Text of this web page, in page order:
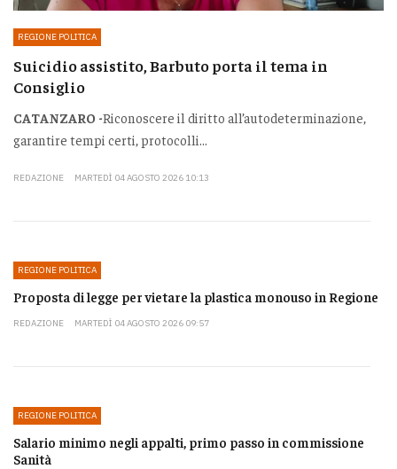
REGIONE POLITICA
Suicidio assistito, Barbuto porta il tema in
Consiglio
CATANZARO -Riconoscere il diritto all’autodeterminazione,
garantire tempi certi, protocolli...
REDAZIONE MARTEDÌ 04 AGOSTO 2026 10:13
REGIONE POLITICA
Proposta di legge per vietare la plastica monouso in Regione
REDAZIONE MARTEDÌ 04 AGOSTO 2026 09:57
REGIONE POLITICA
Salario minimo negli appalti, primo passo in commissione
Sanità